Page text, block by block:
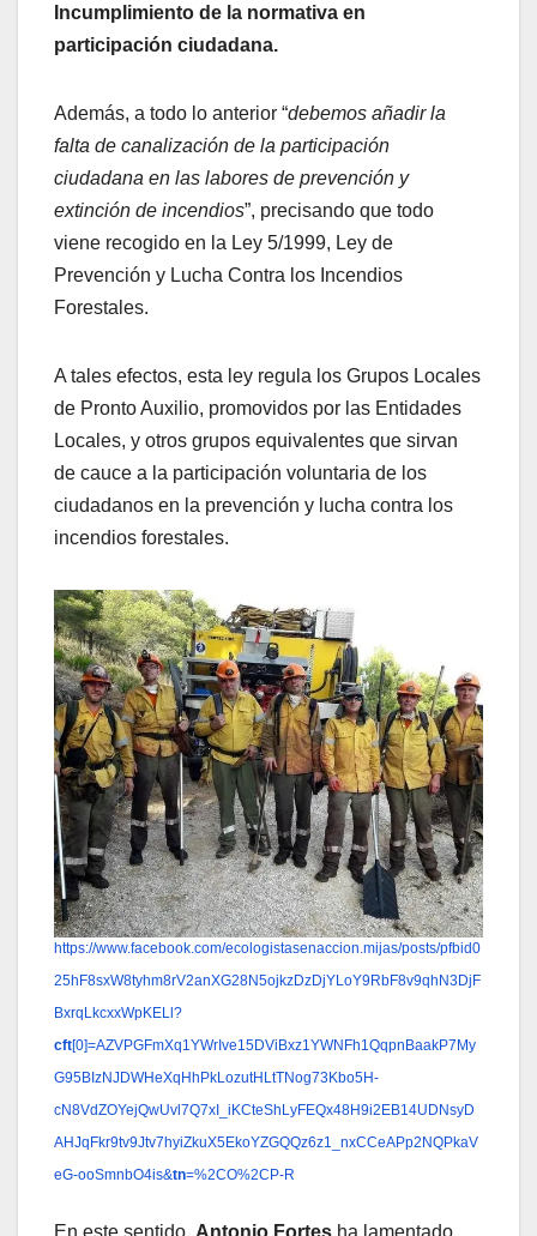
Incumplimiento de la normativa en
participación ciudadana.
Además, a todo lo anterior “debemos añadir la
falta de canalización de la participación
ciudadana en las labores de prevención y
extinción de incendios”, precisando que todo
viene recogido en la Ley 5/1999, Ley de
Prevención y Lucha Contra los Incendios
Forestales.
A tales efectos, esta ley regula los Grupos Locales
de Pronto Auxilio, promovidos por las Entidades
Locales, y otros grupos equivalentes que sirvan
de cauce a la participación voluntaria de los
ciudadanos en la prevención y lucha contra los
incendios forestales.
https://www.facebook.com/ecologistasenaccion.mijas/posts/pfbid0
25hF8sxW8tyhm8rV2anXG28N5ojkzDzDjYLoY9RbF8v9qhN3DjF
BxrqLkcxxWpKELl?
cft[0]=AZVPGFmXq1YWrIve15DViBxz1YWNFh1QqpnBaakP7My
G95BIzNJDWHeXqHhPkLozutHLtTNog73Kbo5H-
cN8VdZOYejQwUvl7Q7xI_iKCteShLyFEQx48H9i2EB14UDNsyD
AHJqFkr9tv9Jtv7hyiZkuX5EkoYZGQQz6z1_nxCCeAPp2NQPkaV
eG-ooSmnbO4is&tn=%2CO%2CP-R